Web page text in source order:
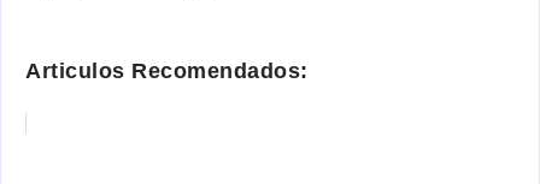
Articulos Recomendados: